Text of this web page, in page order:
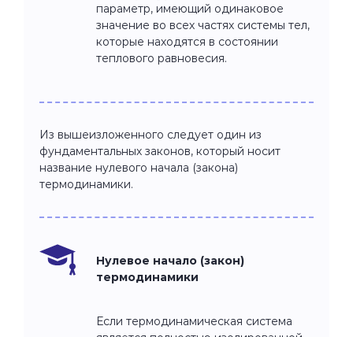
параметр, имеющий одинаковое
значение во всех частях системы тел,
которые находятся в состоянии
теплового равновесия.
Из вышеизложенного следует один из
фундаментальных законов, который носит
название нулевого начала (закона)
термодинамики.
Нулевое начало (закон)
термодинамики
Если термодинамическая система